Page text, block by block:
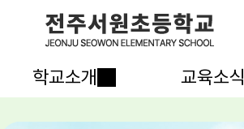
학교소개 교육소식